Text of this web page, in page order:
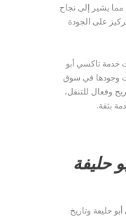
مما يشير إلى نجاح
على الجودة
خدمة تاكسي أبو
وجودها في سوق
وفعال للتنقل،
بثقة.
حليفة
حليفة وتاريخ